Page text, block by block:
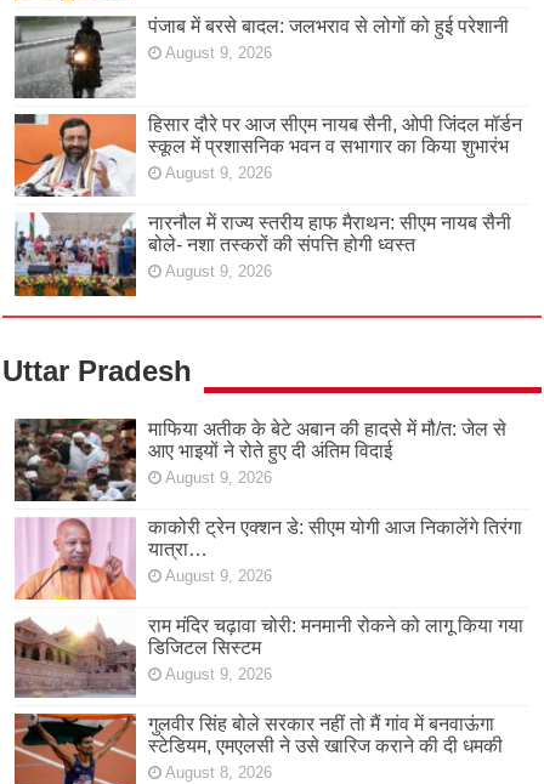
पंजाब में बरसे बादल: जलभराव से लोगों को हुई परेशानी
August 9, 2026
हिसार दौरे पर आज सीएम नायब सैनी, ओपी जिंदल मॉर्डन
स्कूल में प्रशासनिक भवन व सभागार का किया शुभारंभ
August 9, 2026
नारनौल में राज्य स्तरीय हाफ मैराथन: सीएम नायब सैनी
बोले- नशा तस्करों की संपत्ति होगी ध्वस्त
August 9, 2026
Uttar Pradesh
माफिया अतीक के बेटे अबान की हादसे में मौ/त: जेल से
आए भाइयों ने रोते हुए दी अंतिम विदाई
August 9, 2026
काकोरी ट्रेन एक्शन डे: सीएम योगी आज निकालेंगे तिरंगा
यात्रा…
August 9, 2026
राम मंदिर चढ़ावा चोरी: मनमानी रोकने को लागू किया गया
डिजिटल सिस्टम
August 9, 2026
गुलवीर सिंह बोले सरकार नहीं तो मैं गांव में बनवाऊंगा
स्टेडियम, एमएलसी ने उसे खारिज कराने की दी धमकी
August 8, 2026